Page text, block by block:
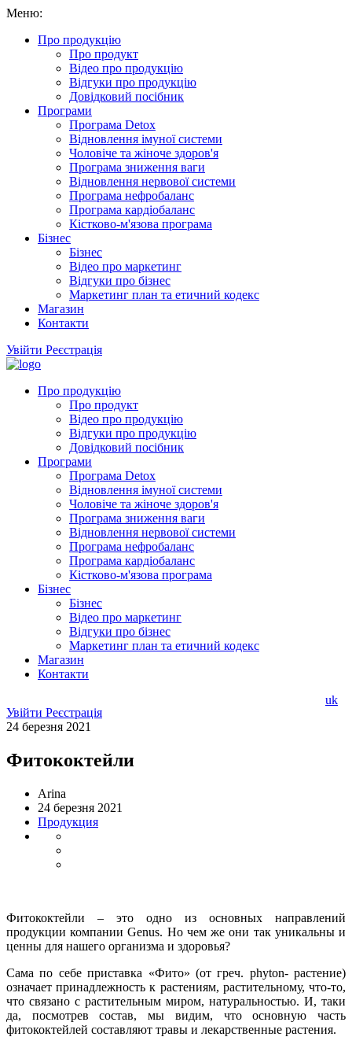
Меню:
Про продукцію
Про продукт
Відео про продукцію
Відгуки про продукцію
Довідковий посібник
Програми
Програма Detox
Відновлення імуної системи
Чоловіче та жіноче здоров'я
Програма зниження ваги
Відновлення нервової системи
Програма нефробаланс
Програма кардіобаланс
Кістково-м'язова програма
Бізнес
Бізнес
Відео про маркетинг
Відгуки про бізнес
Маркетинг план та етичний кодекс
Магазин
Контакти
Увійти Реєстрація
Про продукцію
Про продукт
Відео про продукцію
Відгуки про продукцію
Довідковий посібник
Програми
Програма Detox
Відновлення імуної системи
Чоловіче та жіноче здоров'я
Програма зниження ваги
Відновлення нервової системи
Програма нефробаланс
Програма кардіобаланс
Кістково-м'язова програма
Бізнес
Бізнес
Відео про маркетинг
Відгуки про бізнес
Маркетинг план та етичний кодекс
Магазин
Контакти
uk
Увійти Реєстрація
24 березня 2021
Фитококтейли
Arina
24 березня 2021
Продукция
Фитококтейли – это одно из основных направлений
продукции компанииGenus. Но чем же они так уникальны и
ценны для нашего организма и здоровья?
Сама по себе приставка «Фито» (от греч. phyton- растение)
означает принадлежность к растениям, растительному, что-то,
что связано с растительным миром, натуральностью. И, таки
да, посмотрев состав, мы видим, что основную часть
фитококтейлей составляют травы и лекарственные растения.